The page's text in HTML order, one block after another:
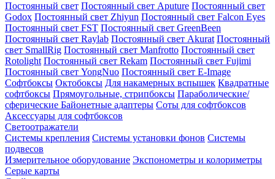
Постоянный свет Постоянный свет Aputure Постоянный свет
Godox Постоянный свет Zhiyun Постоянный свет Falcon Eyes
Постоянный свет FST Постоянный свет GreenBeen
Постоянный свет Raylab Постоянный свет Akurat Постоянный
свет SmallRig Постоянный свет Manfrotto Постоянный свет
Rotolight Постоянный свет Rekam Постоянный свет Fujimi
Постоянный свет YongNuo Постоянный свет E-Image
Софтбоксы Октобоксы Для накамерных вспышек Квадратные
софтбоксы Прямоугольные, стрипбоксы Параболические/
сферические Байонетныe адаптеры Соты для софтбоксов
Аксессуары для софтбоксов
Светоотражатели
Системы крепления Системы установки фонов Системы
подвесов
Измерительное оборудование Экспонометры и колориметры
Серые карты